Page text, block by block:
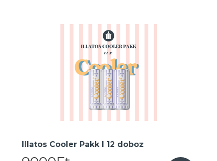
Illatos Cooler Pakk I 12 doboz